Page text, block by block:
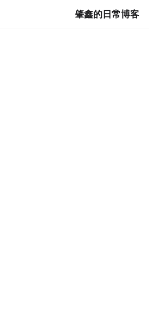
肇鑫的日常博客